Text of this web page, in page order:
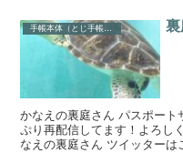
裏
かなえの裏庭さん パスポート
ぷり再配信してます！よろし
なえの裏庭さん ツイッターは